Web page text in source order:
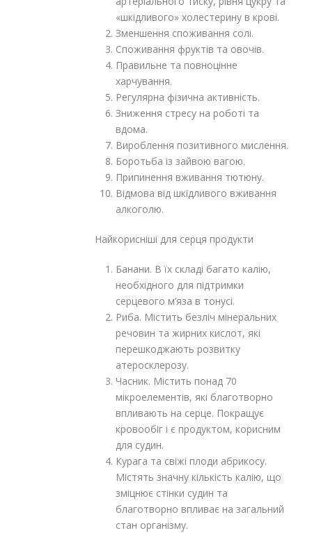
«шкідливого» холестерину в крові.
Зменшення споживання солі.
Споживання фруктів та овочів.
Правильне та повноцінне
харчування.
Регулярна фізична активність.
Зниження стресу на роботі та
вдома.
Вироблення позитивного мислення.
Боротьба із зайвою вагою.
Припинення вживання тютюну.
Відмова від шкідливого вживання
алкоголю.
Найкорисніші для серця продукти
Банани. В їх складі багато калію,
необхідного для підтримки
серцевого м’яза в тонусі.
Риба. Містить безліч мінеральних
речовин та жирних кислот, які
перешкоджають розвитку
атеросклерозу.
Часник. Містить понад 70
мікроелементів, які благотворно
впливають на серце. Покращує
кровообіг і є продуктом, корисним
для судин.
Курага та свіжі плоди абрикосу.
Містять значну кількість калію, що
зміцнює стінки судин та
благотворно впливає на загальний
стан організму.